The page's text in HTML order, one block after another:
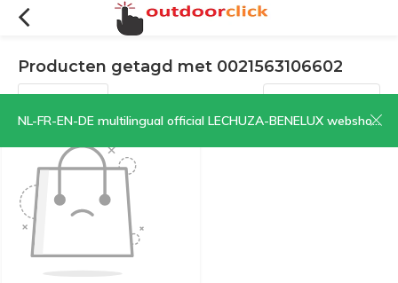
NL-FR-EN-DE multilingual official LECHUZA-BENELUX webshop | CLICK HERE NOW!
Producten getagd met 0021563106602
Filters Sorteren op: